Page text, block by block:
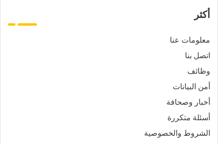
أكثر
معلومات عنا
اتصل بنا
وظائف
أمن البيانات
أخبار وصحافة
أسئلة متكررة
الشروط والخصوصية